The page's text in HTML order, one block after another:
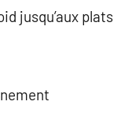
jusqu’aux plats